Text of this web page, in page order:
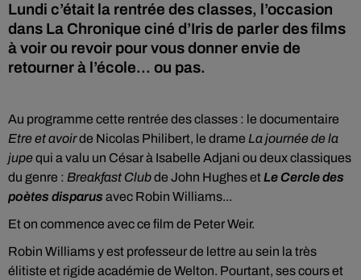
Lundi c’était la rentrée des classes, l’occasion
dans La Chronique ciné d’Iris de parler des films
à voir ou revoir pour vous donner envie de
retourner à l’école... ou pas.
Au programme cette rentrée des classes : le documentaire
Etre et avoirde Nicolas Philibert, le drame La journée de la
jupequi a valu un César à Isabelle Adjani ou deux classiques
du genre : Breakfast Clubde John Hughes etLe Cercle des
poètes disparus avec Robin Williams...
Et on commence avec ce film de Peter Weir.
Robin Williams y est professeur de lettre au sein la très
élitiste et rigide académie de Welton. Pourtant, ses cours et